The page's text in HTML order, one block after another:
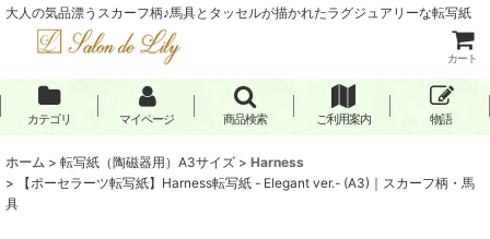
大人の気品漂うスカーフ柄♪馬具とタッセルが描かれたラグジュアリーな転写紙
カート
カテゴリ マイページ 商品検索 ご利用案内 物語
ホーム > 転写紙（陶磁器用）A3サイズ > Harness
>
【ポーセラーツ転写紙】Harness転写紙 - Elegant ver.- (A3)｜スカーフ柄・馬
具